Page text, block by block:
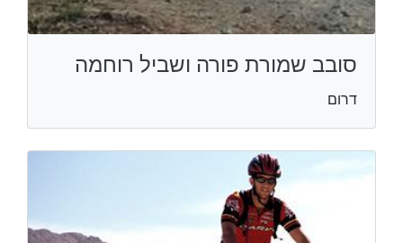
סובב שמורת פורה ושביל רוחמה
דרום